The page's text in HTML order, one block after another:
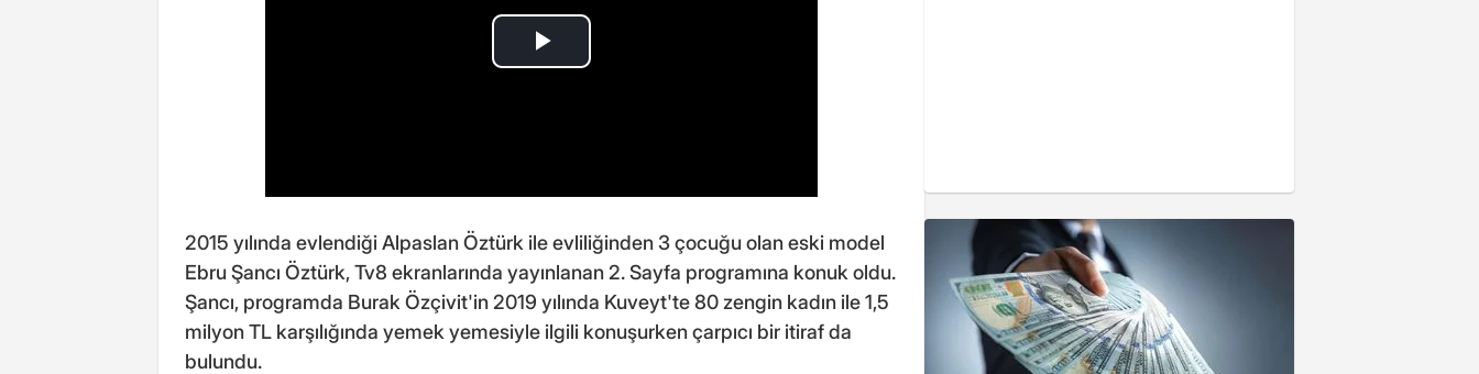
2015 yılında evlendiği Alpaslan Öztürk ile evliliğinden 3 çocuğu olan eski model
Ebru Şancı Öztürk, Tv8 ekranlarında yayınlanan 2. Sayfa programına konuk oldu.
Şancı, programda Burak Özçivit'in 2019 yılında Kuveyt'te 80 zengin kadın ile 1,5
milyon TL karşılığında yemek yemesiyle ilgili konuşurken çarpıcı bir itiraf da
bulundu.